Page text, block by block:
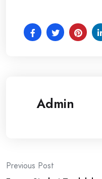
Admin
Post
Previous Post